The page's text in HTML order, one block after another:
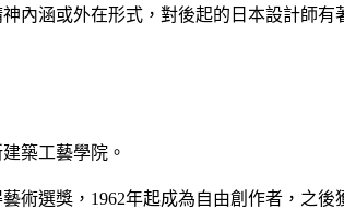
內涵或外在形式，對後起的日本設計師
築工藝學院。
術選獎，1962年起成為自由創作者，之